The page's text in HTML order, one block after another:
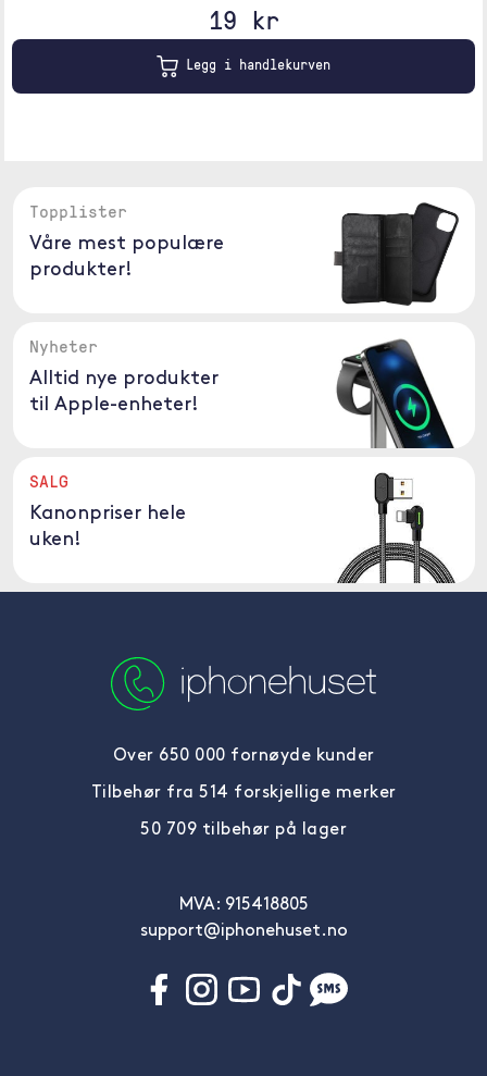
19 kr
Legg i handlekurven
Topplister
Våre mest populære
produkter!
Nyheter
Alltid nye produkter
til Apple-enheter!
SALG
Kanonpriser hele
uken!
Over 650 000 fornøyde kunder
Tilbehør fra 514 forskjellige merker
50 709 tilbehør på lager
MVA: 915418805
support@iphonehuset.no